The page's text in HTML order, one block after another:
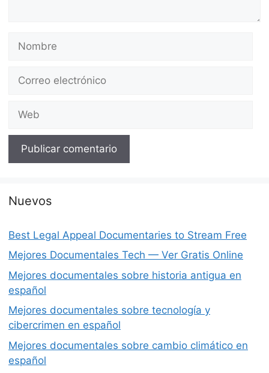
electrónico
Nuevos
Best Legal Appeal Documentaries to Stream Free
Mejores Documentales Tech — Ver Gratis Online
Mejores documentales sobre historia antigua en
español
Mejores documentales sobre tecnología y
cibercrimen en español
Mejores documentales sobre cambio climático en
español